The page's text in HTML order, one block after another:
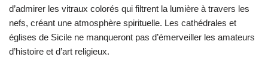
d’admirer les vitraux colorés qui filtrent la lumière à travers les
nefs, créant une atmosphère spirituelle. Les cathédrales et
églises de Sicile ne manqueront pas d’émerveiller les amateurs
d’histoire et d’art religieux.